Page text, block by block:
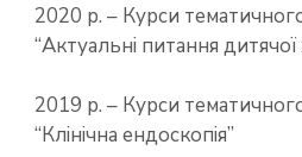
2020 р. – Курси
“Актуальні питання дитячої
2019 р. – Курси
“Клінічна ендоскопія”